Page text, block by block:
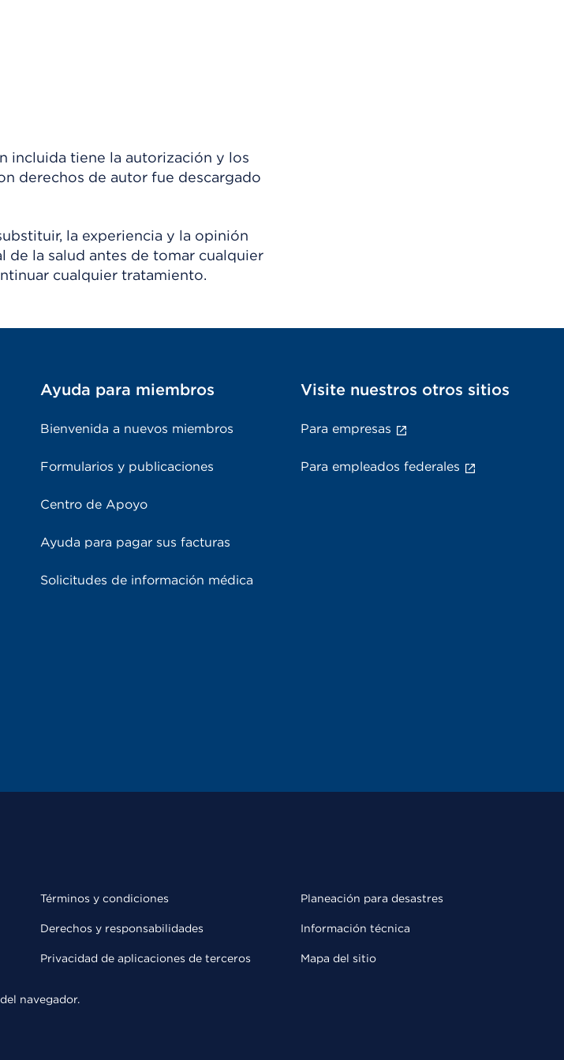
incluida tiene la autorización y los
derechos de autor fue descargado
la experiencia y la opinión
de la salud antes de tomar cualquier
cualquier tratamiento.
Ayuda para miembros
Bienvenida a nuevos miembros
Formularios y publicaciones
Centro de Apoyo
Ayuda para pagar sus facturas
Solicitudes de información médica
Visite nuestros otros sitios
Para empresas
Para empleados federales
Términos y condiciones
Derechos y responsabilidades
Privacidad de aplicaciones de terceros
Planeación para desastres
Información técnica
Mapa del sitio
navegador.